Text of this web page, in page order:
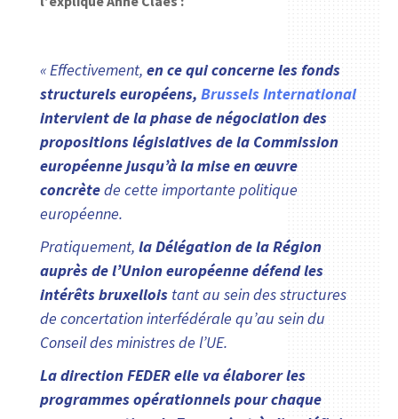
« Effectivement, en ce qui concerne les fonds
structurels européens, Brussels International
intervient de la phase de négociation des
propositions législatives de la Commission
européenne jusqu’à la mise en œuvre
concrètede cette importante politique
européenne.
Pratiquement, la Délégation de la Région
auprès de l’Union européenne défend les
intérêts bruxelloistant au sein des structures
de concertation interfédérale qu’au sein du
Conseil des ministres de l’UE.
La direction FEDER elle va élaborer les
programmes opérationnels pour chaque